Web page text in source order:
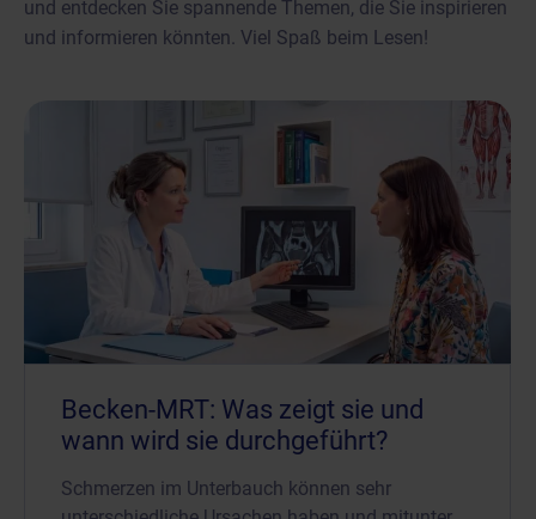
und entdecken Sie spannende Themen, die Sie inspirieren
und informieren könnten. Viel Spaß beim Lesen!
Becken-MRT: Was zeigt sie und
wann wird sie durchgeführt?
Schmerzen im Unterbauch können sehr